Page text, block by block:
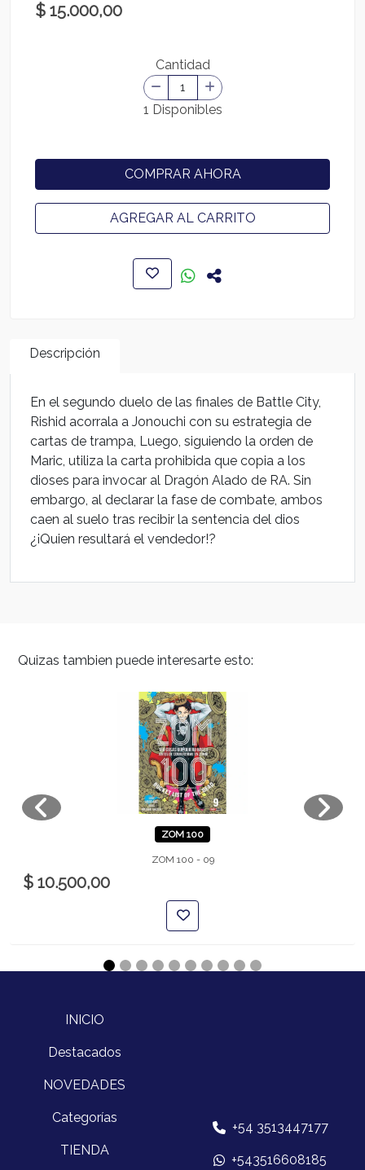
$ 15.000,00
Cantidad
1 Disponibles
COMPRAR AHORA
AGREGAR AL CARRITO
Descripción
En el segundo duelo de las finales de Battle City,
Rishid acorrala a Jonouchi con su estrategia de
cartas de trampa, Luego, siguiendo la orden de
Maric, utiliza la carta prohibida que copia a los
dioses para invocar al Dragón Alado de RA. Sin
embargo, al declarar la fase de combate, ambos
caen al suelo tras recibir la sentencia del dios
¿¡Quien resultará el vendedor!?
Quizas tambien puede interesarte esto:
ZOM 100
ZOM 100 - 09
$ 10.500,00
INICIO
Destacados
NOVEDADES
Categorías
TIENDA
+54 3513447177
+543516608185